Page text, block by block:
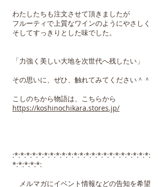
わたしたちも注文させて頂きましたが
フルーティで上質なワインのようにやさしく
そしてすっきりとした味でした。
「力強く美しい大地を次世代へ残したい」
その思いに、ぜひ、触れてみてください＾＾
こしのちから物語は、こちらから
https://koshinochikara.stores.jp/
:*:*:*:*:*:*:*:*:*:*:*:*:*:*:*:*:*:*:*:*:*:*:*:
*:*:*:*:*:
メルマガにイベント情報などの告知を希望